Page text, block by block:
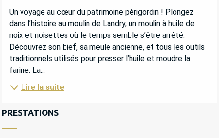
DESCRIPTION
Un voyage au cœur du patrimoine périgordin ! Plongez
dans l’histoire au moulin de Landry, un moulin à huile de
noix et noisettes où le temps semble s’être arrêté.
Découvrez son bief, sa meule ancienne, et tous les outils
traditionnels utilisés pour presser l’huile et moudre la
farine. La...
Lire la suite
PRESTATIONS